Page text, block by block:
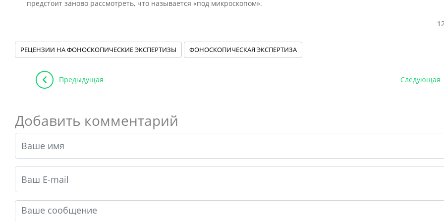
предстоит заново рассмотреть, что называется «под микроскопом».
РЕЦЕНЗИИ НА ФОНОСКОПИЧЕСКИЕ ЭКСПЕРТИЗЫ ФОНОСКОПИЧЕСКАЯ ЭКСПЕРТИЗА
Предыдущая Следующая
Добавить комментарий